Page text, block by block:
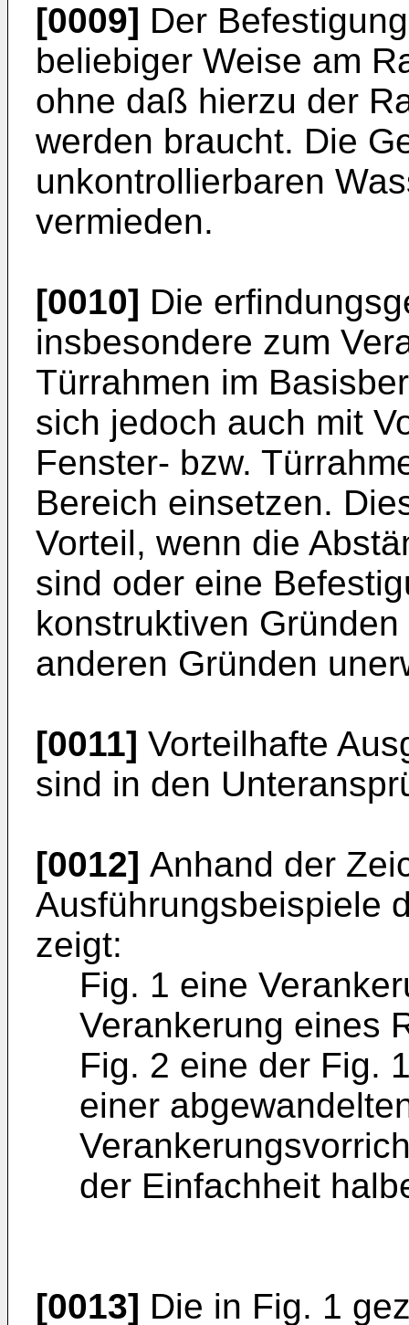
[0009] Der
beliebiger Weise am
ohne daß hierzu der
werden braucht. Die
unkontrollierbaren
vermieden.
[0010] Die
insbesondere zum
Türrahmen im
sich jedoch auch mit
Fenster- bzw.
Bereich einsetzen.
Vorteil, wenn die
sind oder eine
konstruktiven
anderen Gründen
[0011] Vorteilhafte
sind in den
[0012] Anhand der
Ausführungsbeispiele
zeigt:
Fig. 1 eine
Verankerung eines
Fig. 2 eine der Fig.
einer
der Einfachheit
[0013] Die in Fig. 1